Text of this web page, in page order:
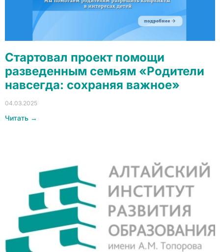
Стартовал проект помощи
разведенным семьям «Родители
навсегда: сохраняя важное»
04.03.2025
Читать →